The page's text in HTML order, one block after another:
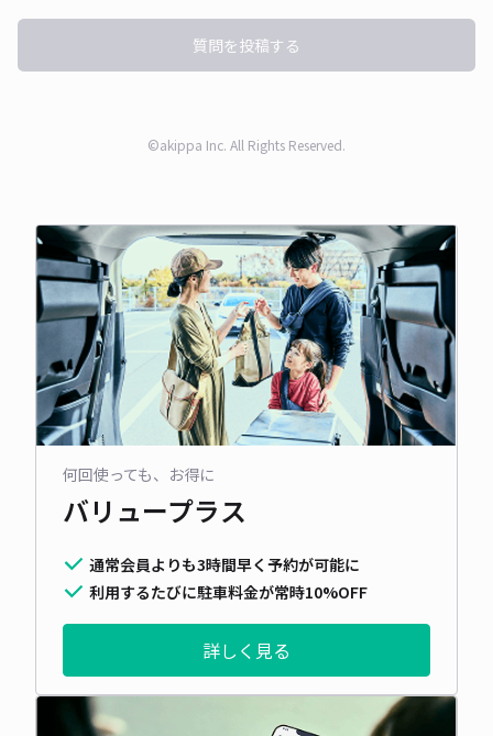
質問を投稿する
©akippa Inc. All Rights Reserved.
何回使っても、お得に
バリュープラス
通常会員よりも3時間早く予約が可能に
利用するたびに駐車料金が常時10%OFF
詳しく見る